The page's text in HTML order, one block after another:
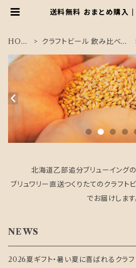
送料無料 おまとめ購入 | 北海道乙部
ー・北海道 ビール ギフ
HOM
クラフトビール 飲み比べセ
北海道乙部追分ブリューイングの
ブリュワリー直送つくりたてのクラフ
でお届けします
NEWS
2026夏ギフト・暑い夏に喜ばれるクラ